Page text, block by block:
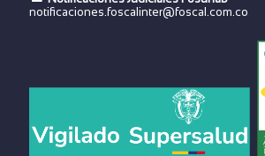
notificaciones.foscalinter@foscal.com.co